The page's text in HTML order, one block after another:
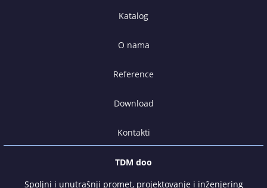
Katalog
O nama
Reference
Download
Kontakti
TDM doo
Spoljni i unutrašnji promet, projektovanje i inženjering